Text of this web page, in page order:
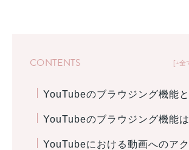
+全
CONTENTS
YouTubeのブラウジング機能と
YouTubeのブラウジング機能
YouTubeにおける動画へのア